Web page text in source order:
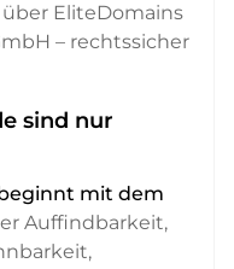
EliteDomains
– rechtssicher
sind nur
mit dem
Auffindbarkeit,